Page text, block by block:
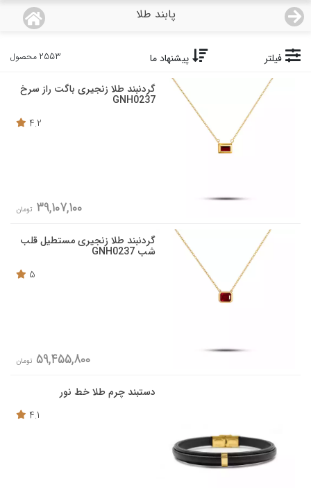
پابند طلا
منو
دسته بندی محصولات
اعطای نمایندگی
فیلتر پیشنهاد ما 2553 محصول
گردنبند طلا زنجیری باگت راز سرخ
GNH0237
4.2
39,107,100 تومان
گردنبند طلا زنجیری مستطیل قلب
شب GNH0237
5
59,455,800 تومان
دستبند چرم طلا خط نور
4.1